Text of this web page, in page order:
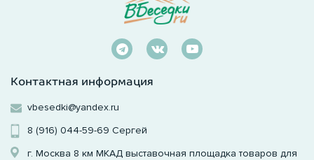
Контактная информация
vbesedki@yandex.ru
8 (916) 044-59-69 Сергей
г. Москва 8 км МКАД выставочная площадка товаров для